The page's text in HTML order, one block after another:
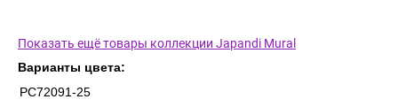
Показать ещё товары коллекции Japandi Mural
Варианты цвета:
PC72091-25